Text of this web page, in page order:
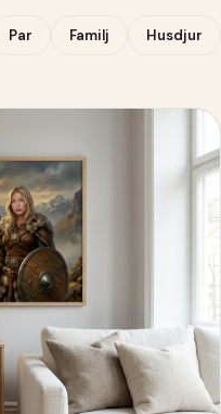
Par Familj Husdjur